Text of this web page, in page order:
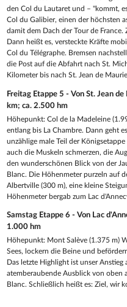
den Col du Lautaret und – "kommt,
Col du Galibier, einen der höchsten
damit dem Dach der Tour de
Dann heißt es, versteckte Kräfte
Col du Télégraphe. Bremsen
die Post auf die Abfahrt nach St.
Kilometer bis nach St. Jean de
Freitag Etappe 5 - Von St. Jean
km; ca. 2.500 hm
Höhepunkt: Col de la Madeleine
entlang bis La Chambre. Dann geht
unzählige male Teil der
auch die Muskeln schmerzen, die
den wunderschönen Blick von der
Blanc. Die Höhenmeter purzeln auf
Albertville (300 m), eine kleine
Höhenmeter bergab zum Lac
Samstag Etappe 6 - Von Lac
1.000 hm
Höhepunkt: Mont Salève (1.375 m)
Sees, lockern die Beine und
Das letzte Highlight ist unser
atemberaubende Ausblick von oben
Blanc. Schließlich heißt es: Ziel, wir